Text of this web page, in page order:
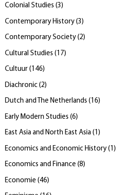
Colonial Studies (3)
Contemporary History (3)
Contemporary Society (2)
Cultural Studies (17)
Cultuur (146)
Diachronic (2)
Dutch and The Netherlands (16)
Early Modern Studies (6)
East Asia and North East Asia (1 )
Economics and Economic History (1 )
Economics and Finance (8)
Economie (46)